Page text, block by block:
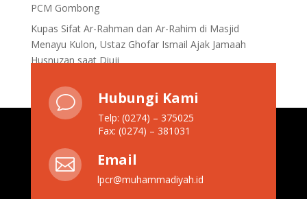
PCM Gombong
Kupas Sifat Ar-Rahman dan Ar-Rahim di Masjid
Menayu Kulon, Ustaz Ghofar Ismail Ajak Jamaah
Husnuzan saat Diuji
v Hubungi Kami
Telp: (0274) – 375025
Fax: (0274) – 381031
 Email
lpcr@muhammadiyah.id